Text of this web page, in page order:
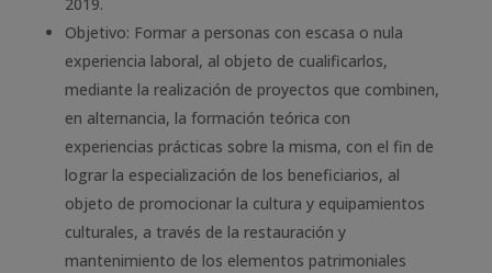
Objetivo: Formar a personas con escasa o nula
experiencia laboral, al objeto de cualificarlos,
mediante la realización de proyectos que combinen,
en alternancia, la formación teórica con
experiencias prácticas sobre la misma, con el fin de
lograr la especialización de los beneficiarios, al
objeto de promocionar la cultura y equipamientos
culturales, a través de la restauración y
mantenimiento de los elementos patrimoniales